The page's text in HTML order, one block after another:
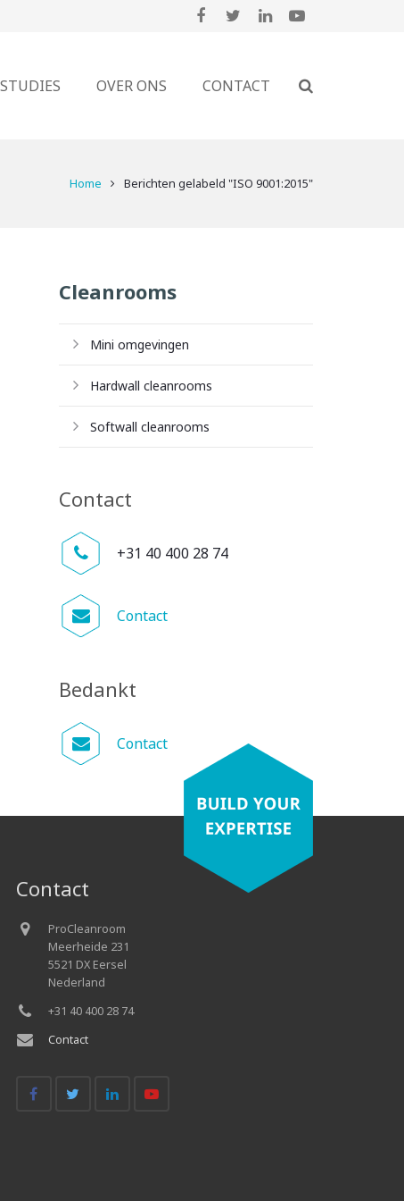
OVER ONS CONTACT
Home Berichten gelabeld "ISO 9001:2015"
Cleanrooms
Mini omgevingen
Hardwall cleanrooms
Softwall cleanrooms
Contact
+31 40 400 28 74
Contact
Bedankt
Contact
Contact
ProCleanroom
Meerheide 231
5521 DX Eersel
Nederland
+31 40 400 28 74
Contact